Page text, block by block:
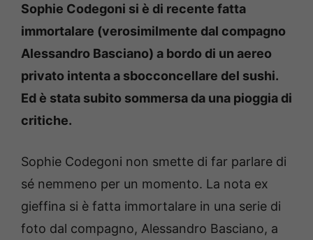
Sophie Codegoni si è di recente fatta
immortalare (verosimilmente dal compagno
Alessandro Basciano) a bordo di un aereo
privato intenta a sbocconcellare del sushi.
Ed è stata subito sommersa da una pioggia di
critiche.
Sophie Codegoni non smette di far parlare di
sé nemmeno per un momento. La nota ex
gieffina si è fatta immortalare in una serie di
foto dal compagno, Alessandro Basciano, a